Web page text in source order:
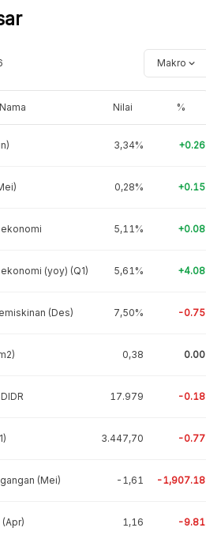
Makro
Nama Nilai %
3,34% +0.26
0,28% +0.15
5,11% +0.08
(yoy) (Q1) 5,61% +4.08
(Des) 7,50% -0.75
0,38 0.00
17.979 -0.18
3.447,70 -0.77
(Mei) -1,61 -1,907.18
1,16 -9.81